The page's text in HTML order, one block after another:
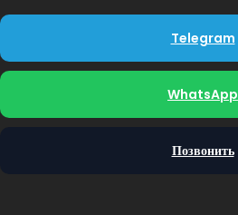
Telegram
WhatsApp
Позвонить